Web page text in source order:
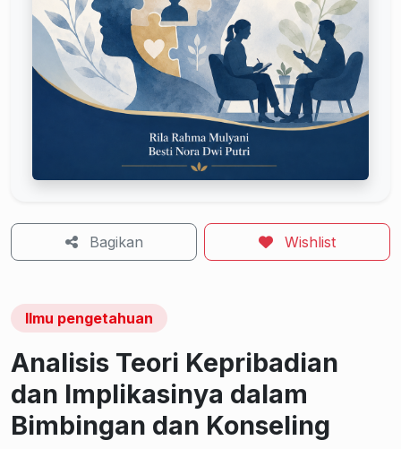
Bagikan Wishlist
Ilmu pengetahuan
Analisis Teori Kepribadian
dan Implikasinya dalam
Bimbingan dan Konseling